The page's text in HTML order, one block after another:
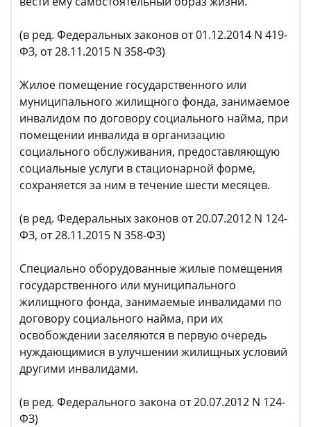
(в ред. Федеральных законов от 01.12.2014 N 419-
ФЗ, от 28.11.2015 N 358-ФЗ)
Жилое помещение государственного или
муниципального жилищного фонда, занимаемое
инвалидом по договору социального найма, при
помещении инвалида в организацию
социального обслуживания, предоставляющую
социальные услуги в стационарной форме,
сохраняется за ним в течение шести месяцев.
(в ред. Федеральных законов от 20.07.2012 N 124-
ФЗ, от 28.11.2015 N 358-ФЗ)
Специально оборудованные жилые помещения
государственного или муниципального
жилищного фонда, занимаемые инвалидами по
договору социального найма, при их
освобождении заселяются в первую очередь
нуждающимися в улучшении жилищных условий
другими инвалидами.
(в ред. Федерального закона от 20.07.2012 N 124-
ФЗ)